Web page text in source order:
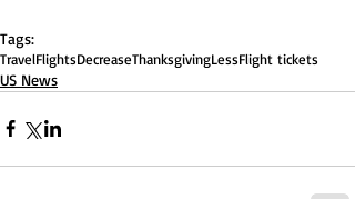
Tags:
TravelFlightsDecreaseThanksgivingLessFlight tickets
US News